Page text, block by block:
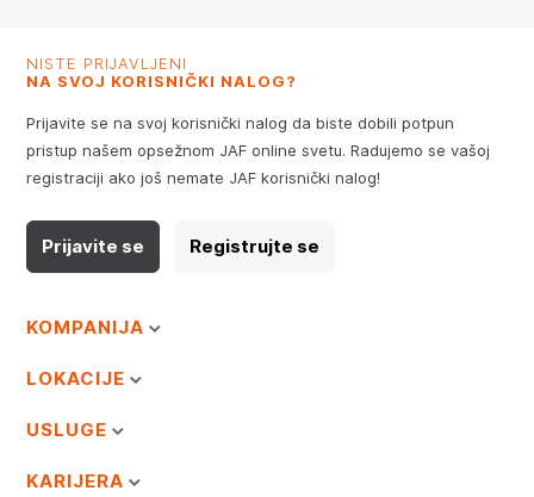
NISTE PRIJAVLJENI
NA SVOJ KORISNIČKI NALOG?
Prijavite se na svoj korisnički nalog da biste dobili potpun
pristup našem opsežnom JAF online svetu. Radujemo se vašoj
registraciji ako još nemate JAF korisnički nalog!
Prijavite se Registrujte se
KOMPANIJA
LOKACIJE
USLUGE
KARIJERA